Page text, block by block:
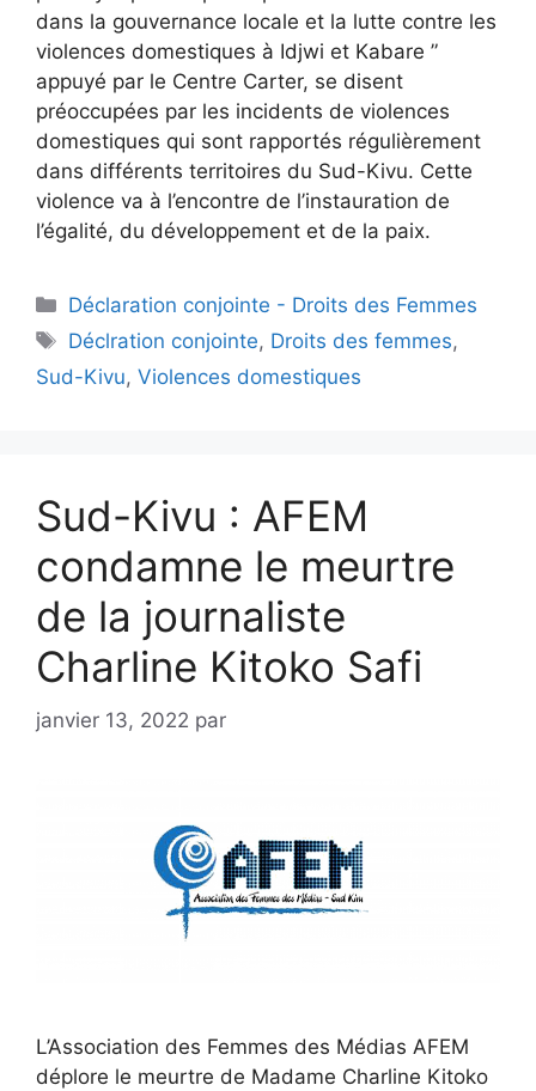
dans la gouvernance locale et la lutte contre les
violences domestiques à Idjwi et Kabare ”
appuyé par le Centre Carter, se disent
préoccupées par les incidents de violences
domestiques qui sont rapportés régulièrement
dans différents territoires du Sud-Kivu. Cette
violence va à l’encontre de l’instauration de
l’égalité, du développement et de la paix.
Déclaration conjointe - Droits des Femmes
Déclration conjointe, Droits des femmes,
Sud-Kivu, Violences domestiques
Sud-Kivu : AFEM
condamne le meurtre
de la journaliste
Charline Kitoko Safi
janvier 13, 2022 par
L’Association des Femmes des Médias AFEM
déplore le meurtre de Madame Charline Kitoko